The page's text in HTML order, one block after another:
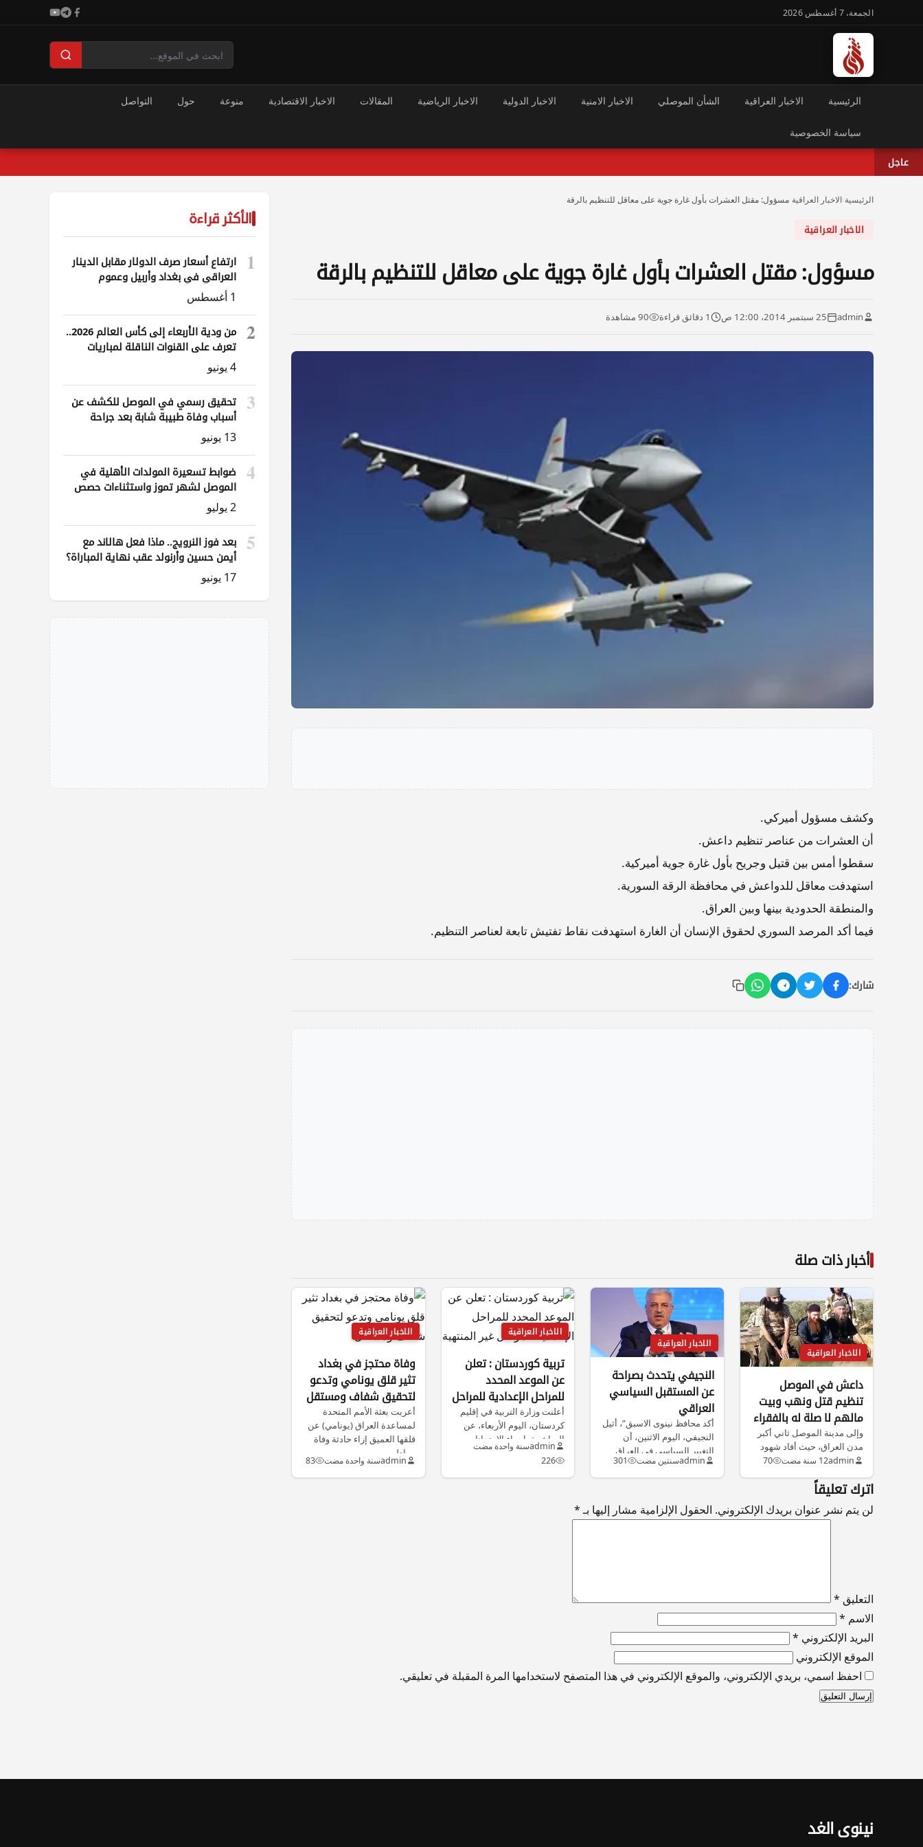
الجمعة، 7 أغسطس 2026
الرئيسية الاخبار العراقية الشأن الموصلي الاخبار الامنية الاخبار الدولية الاخبار الرياضية المقالات الاخبار الاقتصادية منوعة حول التواصل
سياسة الخصوصية
عاجل
الرئيسية الاخبار العراقية مسؤول: مقتل العشرات بأول غارة جوية على معاقل للتنظيم بالرقة
الاخبار العراقية
مسؤول: مقتل العشرات بأول غارة جوية على معاقل للتنظيم بالرقة
admin 25 سبتمبر 2014، 12:00 ص 1 دقائق قراءة 90 مشاهدة
وكشف مسؤول أميركي.
أن العشرات من عناصر تنظيم داعش.
سقطوا أمس بين قتيل وجريح بأول غارة جوية أميركية.
استهدفت معاقل للدواعش في محافظة الرقة السورية.
والمنطقة الحدودية بينها وبين العراق.
فيما أكد المرصد السوري لحقوق الإنسان أن الغارة استهدفت نقاط تفتيش تابعة لعناصر التنظيم.
شارك:
أخبار ذات صلة
الاخبار العراقية
داعش في الموصل
تنظيم قتل ونهب وبيت
مالهم لا صلة له بالفقراء
وإلى مدينة الموصل ثاني أكبر
مدن العراق، حيث أفاد شهود
عيان أن عناصر داعش…
admin12 سنة مضت 70
الاخبار العراقية
النجيفي يتحدث بصراحة
عن المستقبل السياسي
العراقي
أكد محافظ نينوى الاسبق”، أثيل
النجيفي، اليوم الاثنين، أن
التغيير السياسي في العراق
“قادم…
adminسنتين مضت 301
الاخبار العراقية
تربية كوردستان : تعلن
عن الموعد المحدد
للمراحل الإعدادية للمراحل
غير المنتهية
أعلنت وزارة التربية في إقليم
كردستان، اليوم الأربعاء، عن
المباشرة بإجراء الإمتحانات
الوزارية للمرحلة…
adminسنة واحدة مضت
226
الاخبار العراقية
وفاة محتجز في بغداد
تثير قلق يونامي وتدعو
لتحقيق شفاف ومستقل
أعربت بعثة الأمم المتحدة
لمساعدة العراق (يونامي) عن
قلقها العميق إزاء حادثة وفاة
مواطن…
adminسنة واحدة مضت 83
اترك تعليقاً
لن يتم نشر عنوان بريدك الإلكتروني. الحقول الإلزامية مشار إليها بـ*
التعليق *
الاسم *
البريد الإلكتروني *
الموقع الإلكتروني
احفظ اسمي، بريدي الإلكتروني، والموقع الإلكتروني في هذا المتصفح لاستخدامها المرة المقبلة في تعليقي.
الأكثر قراءة
1
ارتفاع أسعار صرف الدولار مقابل الدينار
العراقي في بغداد وأربيل وعموم
المحافظات
1 أغسطس
2
من ودية الأربعاء إلى كأس العالم 2026..
تعرف على القنوات الناقلة لمباريات
العراق
4 يونيو
3
تحقيق رسمي في الموصل للكشف عن
أسباب وفاة طبيبة شابة بعد جراحة
ناظورية
13 يونيو
4
ضوابط تسعيرة المولدات الأهلية في
الموصل لشهر تموز واستثناءات حصص
الوقود
2 يوليو
5
بعد فوز النرويج.. ماذا فعل هالاند مع
أيمن حسين وأرنولد عقب نهاية المباراة؟
17 يونيو
نينوى الغد